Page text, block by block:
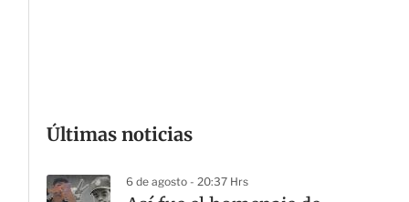
Últimas noticias
6 de agosto - 20:37 Hrs